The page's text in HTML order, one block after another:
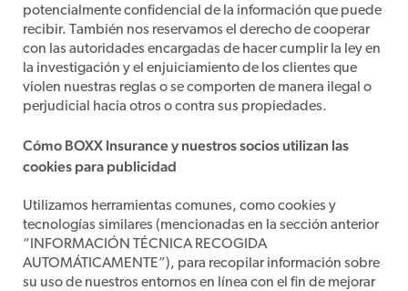
potencialmente confidencial de la información que puede
recibir. También nos reservamos el derecho de cooperar
con las autoridades encargadas de hacer cumplir la ley en
la investigación y el enjuiciamiento de los clientes que
violen nuestras reglas o se comporten de manera ilegal o
perjudicial hacia otros o contra sus propiedades.
Cómo BOXX Insurance y nuestros socios utilizan las
cookies para publicidad
Utilizamos herramientas comunes, como cookies y
tecnologías similares (mencionadas en la sección anterior
“INFORMACIÓN TÉCNICA RECOGIDA
AUTOMÁTICAMENTE”), para recopilar información sobre
su uso de nuestros entornos en línea con el fin de mejorar